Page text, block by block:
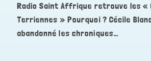
Radio Saint Affrique retrouve les «
Terriennes » Pourquoi ? Cécile
abandonné les chroniques…